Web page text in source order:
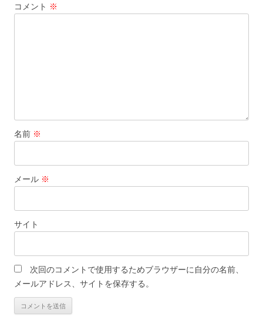
シ
コメント ※
名前 ※
メール ※
サイト
次回のコメントで使用するためブラウザーに自分の名前、
メールアドレス、サイトを保存する。